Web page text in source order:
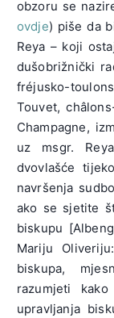
obzoru se
ovdje) piše da
Reya – koji
dušobrižnički
fréjusko-
Touvet,
Champagne,
uz msgr.
dvovlašće
navršenja
ako se sjetite
biskupu
Mariju
biskupa,
razumjeti
upravljanja